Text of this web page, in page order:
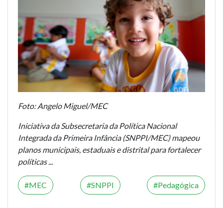
Foto: Angelo Miguel/MEC
Iniciativa da Subsecretaria da Política Nacional
Integrada da Primeira Infância (SNPPI/MEC) mapeou
planos municipais, estaduais e distrital para fortalecer
políticas ...
MEC SNPPI Pedagógica